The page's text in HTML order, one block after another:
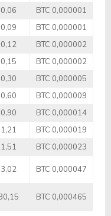
BTC 0,000001
BTC 0,000001
BTC 0,000002
BTC 0,000002
BTC 0,000005
BTC 0,000009
BTC 0,000014
BTC 0,000019
BTC 0,000023
BTC 0,000047
BTC 0,000465